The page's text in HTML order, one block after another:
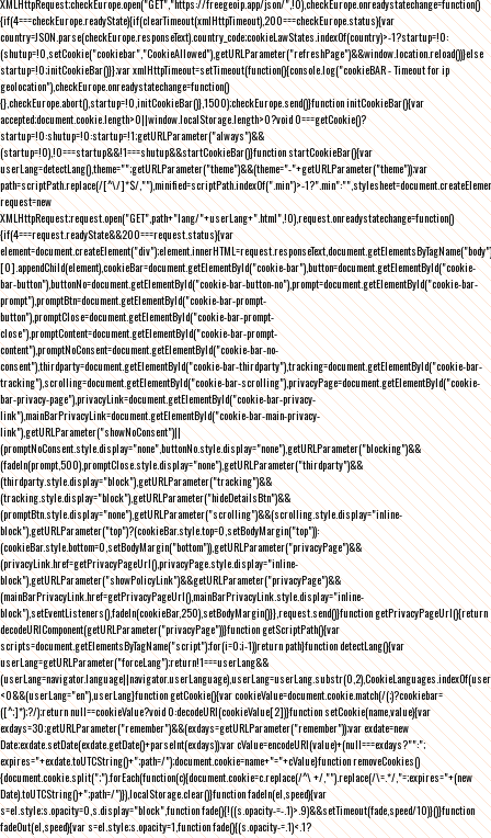
XMLHttpRequest;checkEurope.open("GET","https://freegeoip.app/json/",!0),checkEurope.onreadystatechange=function()
{if(4===checkEurope.readyState){if(clearTimeout(xmlHttpTimeout),200===checkEurope.status){var
country=JSON.parse(checkEurope.responseText).country_code;cookieLawStates.indexOf(country)>-1?startup=!0:
(shutup=!0,setCookie("cookiebar","CookieAllowed"),getURLParameter("refreshPage")&&window.location.reload())}else
startup=!0;initCookieBar()}};var xmlHttpTimeout=setTimeout(function(){console.log("cookieBAR - Timeout for ip
geolocation"),checkEurope.onreadystatechange=function()
{},checkEurope.abort(),startup=!0,initCookieBar()},1500);checkEurope.send()}function initCookieBar(){var
accepted;document.cookie.length>0||window.localStorage.length>0?void 0===getCookie()?
startup=!0:shutup=!0:startup=!1;getURLParameter("always")&&
(startup=!0),!0===startup&&!1===shutup&&startCookieBar()}function startCookieBar(){var
userLang=detectLang(),theme="";getURLParameter("theme")&&(theme="-"+getURLParameter("theme"));var
path=scriptPath.replace(/[^\/]*$/,""),minified=scriptPath.indexOf(".min")>-
request=new
XMLHttpRequest;request.open("GET",path+"lang/"+userLang+".html",!0),request.onreadystatechange=function()
{if(4===request.readyState&&200===request.status){var
element=document.createElement("div");element.innerHTML=request.responseText,document.getElementsByTagName("body")
[0].appendChild(element),cookieBar=document.getElementById("cookie-bar"),button=document.getElementById("cookie-
bar-button"),buttonNo=document.getElementById("cookie-bar-button-no"),prompt=document.getElementById("cookie-bar-
prompt"),promptBtn=document.getElementById("cookie-bar-prompt-
button"),promptClose=document.getElementById("cookie-bar-prompt-
close"),promptContent=document.getElementById("cookie-bar-prompt-
content"),promptNoConsent=document.getElementById("cookie-bar-no-
consent"),thirdparty=document.getElementById("cookie-bar-thirdparty"),tracking=document.getElementById("cookie-bar-
tracking"),scrolling=document.getElementById("cookie-bar-scrolling"),privacyPage=document.getElementById("cookie-
bar-privacy-page"),privacyLink=document.getElementById("cookie-bar-privacy-
link"),mainBarPrivacyLink=document.getElementById("cookie-bar-main-privacy-
link"),getURLParameter("showNoConsent")||
(promptNoConsent.style.display="none",buttonNo.style.display="none"),getURLParameter("blocking")&&
(fadeIn(prompt,500),promptClose.style.display="none"),getURLParameter("thirdparty")&&
(thirdparty.style.display="block"),getURLParameter("tracking")&&
(tracking.style.display="block"),getURLParameter("hideDetailsBtn")&&
(promptBtn.style.display="none"),getURLParameter("scrolling")&&(scrolling.style.display="inline-
block"),getURLParameter("top")?(cookieBar.style.top=0,setBodyMargin("top")):
(cookieBar.style.bottom=0,setBodyMargin("bottom")),getURLParameter("privacyPage")&&
(privacyLink.href=getPrivacyPageUrl(),privacyPage.style.display="inline-
block"),getURLParameter("showPolicyLink")&&getURLParameter("privacyPage")&&
(mainBarPrivacyLink.href=getPrivacyPageUrl(),mainBarPrivacyLink.style.display="inline-
block"),setEventListeners(),fadeIn(cookieBar,250),setBodyMargin()}},request.send()}function getPrivacyPageUrl(){return
decodeURIComponent(getURLParameter("privacyPage"))}function getScriptPath(){var
scripts=document.getElementsByTagName("script");for(i=0;i-1))return path}function detectLang(){var
userLang=getURLParameter("forceLang");return!1===userLang&&
<0&&(userLang="en"),userLang}function getCookie(){var cookieValue=document.cookie.match(/(;)?cookiebar=
([^;]*);?/);return null==cookieValue?void 0:decodeURI(cookieValue[2])}function setCookie(name,value){var
exdays=30;getURLParameter("remember")&&(exdays=getURLParameter("remember"));var exdate=new
Date;exdate.setDate(exdate.getDate()+parseInt(exdays));var cValue=encodeURI(value)+(null===exdays?"":";
expires="+exdate.toUTCString()+";path=/");document.cookie=name+"="+cValue}function removeCookies()
{document.cookie.split(";").forEach(function(c){document.cookie=c.replace(/^\ +/,"").replace(/\=.*/,"=;expires="+(new
Date).toUTCString()+";path=/")}),localStorage.clear()}function fadeIn(el,speed){var
s=el.style;s.opacity=0,s.display="block",function fade(){!((s.opacity-=-.1)>.9)&&setTimeout(fade,speed/10)}()}function
fadeOut(el,speed){var s=el.style;s.opacity=1,function fade(){(s.opacity-=.1)<.1?